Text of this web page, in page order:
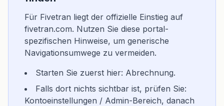
Für Fivetran liegt der offizielle Einstieg auf
fivetran.com. Nutzen Sie diese portal-
spezifischen Hinweise, um generische
Navigationsumwege zu vermeiden.
Starten Sie zuerst hier: Abrechnung.
Falls dort nichts sichtbar ist, prüfen Sie:
Kontoeinstellungen / Admin-Bereich, danach